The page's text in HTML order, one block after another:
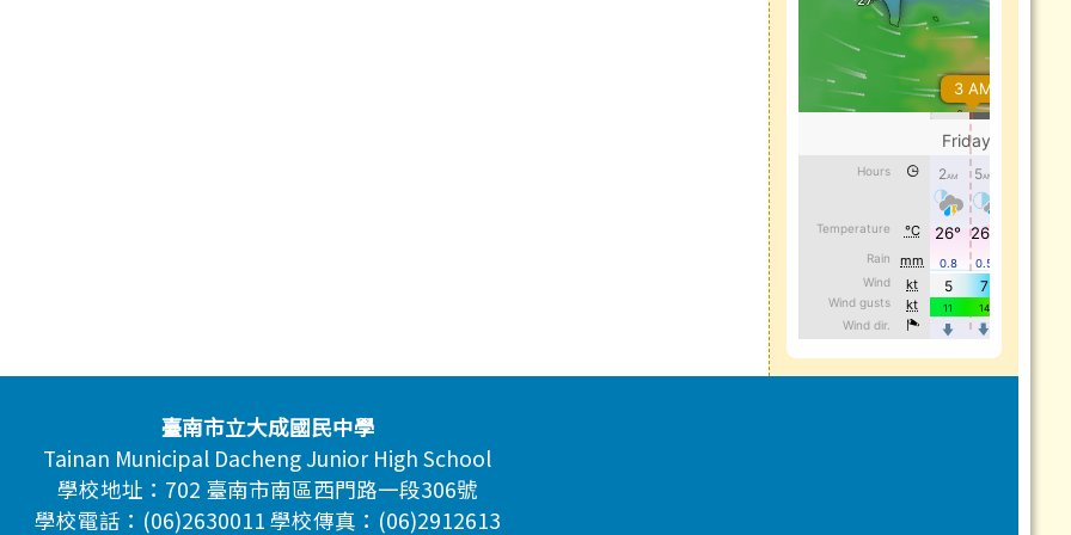
臺南市立大成國民中學
Tainan Municipal Dacheng Junior High School
學校地址：702 臺南市南區西門路一段306號
學校電話：(06)2630011 學校傳真：(06)2912613